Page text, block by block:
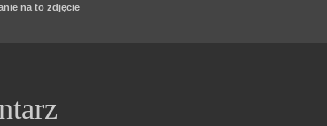
na to zdjęcie